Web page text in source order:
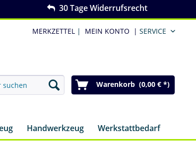
30 Tage Widerrufsrecht
MERKZETTEL | MEIN KONTO | SERVICE
Warenkorb (0,00 € *)
Handwerkzeug Werkstattbedarf